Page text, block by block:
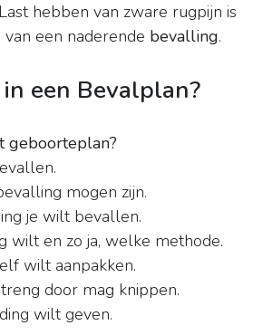
hebben van zware rugpijn is
een naderende bevalling.
een Bevalplan?
geboorteplan?
mogen zijn.
je wilt bevallen.
wilt en zo ja, welke methode.
wilt aanpakken.
door mag knippen.
wilt geven.